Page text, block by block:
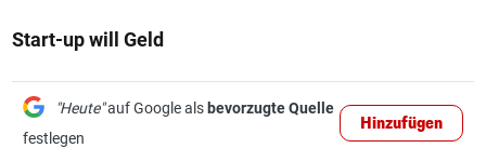
Start-up will Geld
"Heute"auf Google als bevorzugte Quelle
festlegen
Hinzufügen